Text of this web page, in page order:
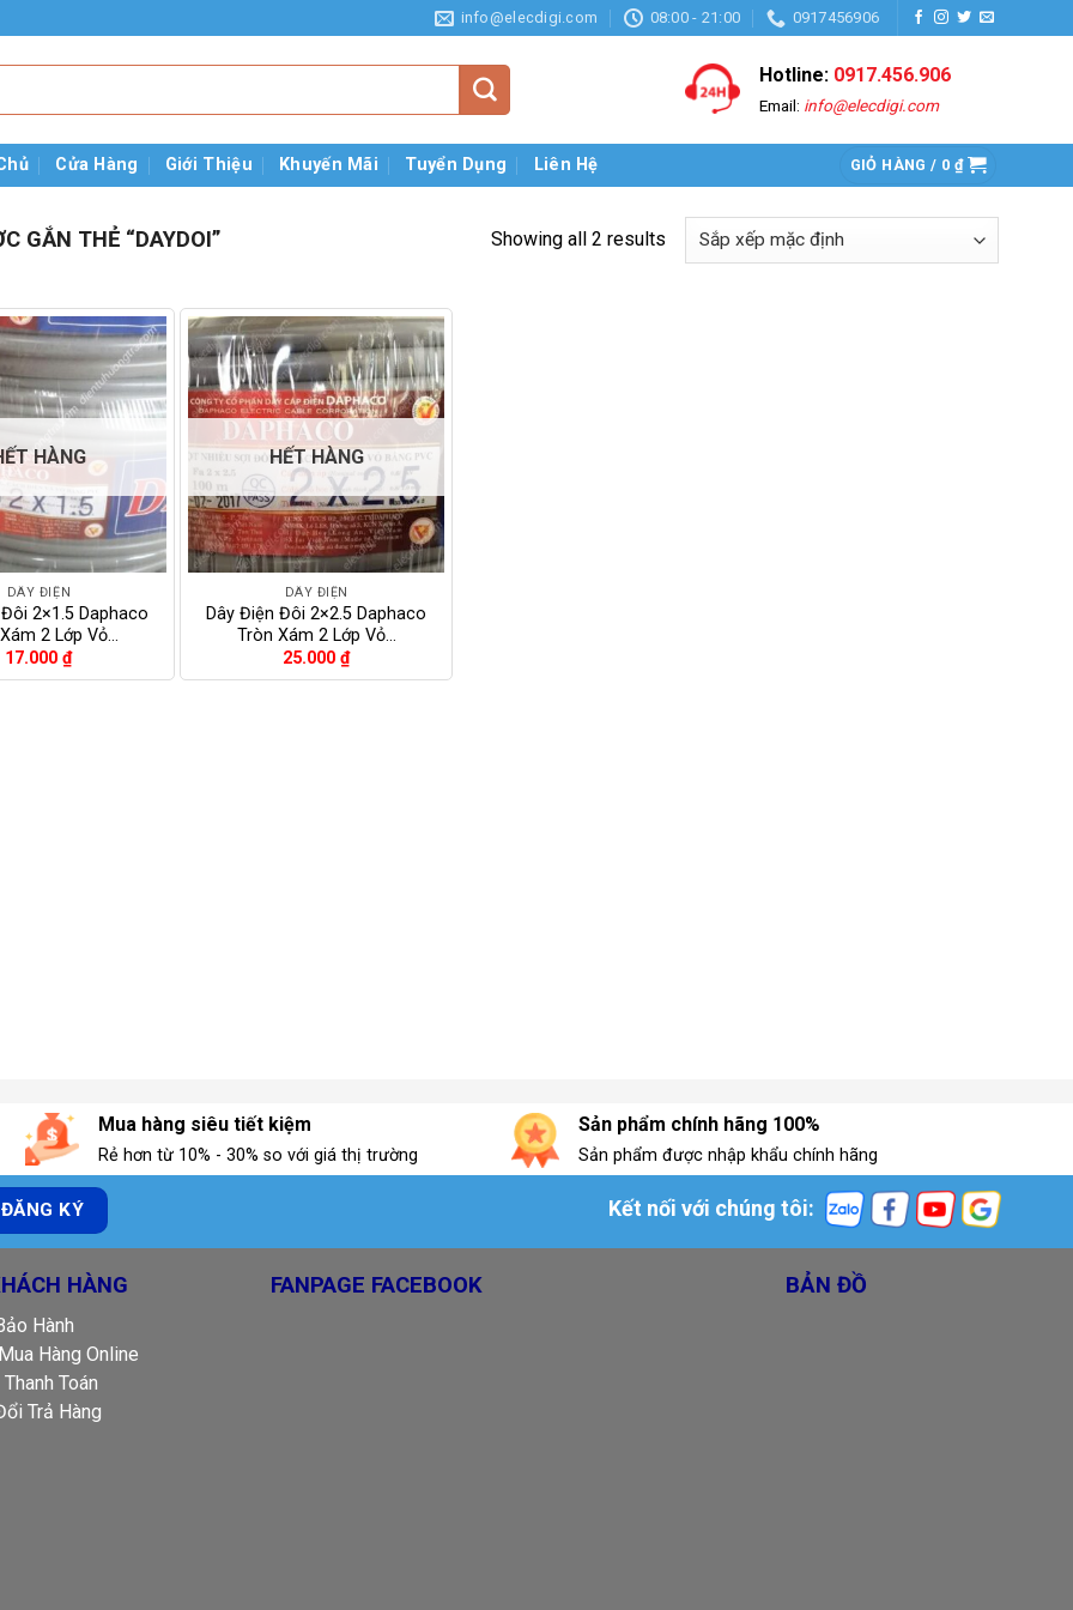
info@elecdigi.com 08:00 - 21:00 0917456906
Hotline: 0917.456.906
Email: info@elecdigi.com
Cửa Hàng Giới Thiệu Khuyến Mãi Tuyển Dụng Liên Hệ GIỎ HÀNG / 0 ₫
GẮN THẺ “DAYDOI” Showing all 2 results
HÀNG
DÂY ĐIỆN
2×1.5 Daphaco
2 Lớp Vỏ…
17.000₫
+
HẾT HÀNG
DÂY ĐIỆN
Dây Điện Đôi 2×2.5 Daphaco
Tròn Xám 2 Lớp Vỏ…
25.000₫
Mua hàng siêu tiết kiệm
Rẻ hơn từ 10% - 30% so với giá thị trường
Sản phẩm chính hãng 100%
Sản phẩm được nhập khẩu chính hãng
Kết nối với chúng tôi:
HÀNG
Hành
Hàng Online
Toán
Trả Hàng
FANPAGE FACEBOOK BẢN ĐỒ